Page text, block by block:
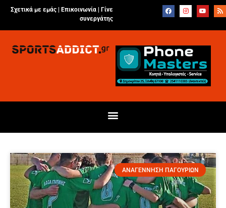
Σχετικά με εμάς | Επικοινωνία
Γίνε
συνεργάτης
ΑΝΑΓΕΝΝΗΣΗ ΠΑΓΟΥΡΙΩΝ